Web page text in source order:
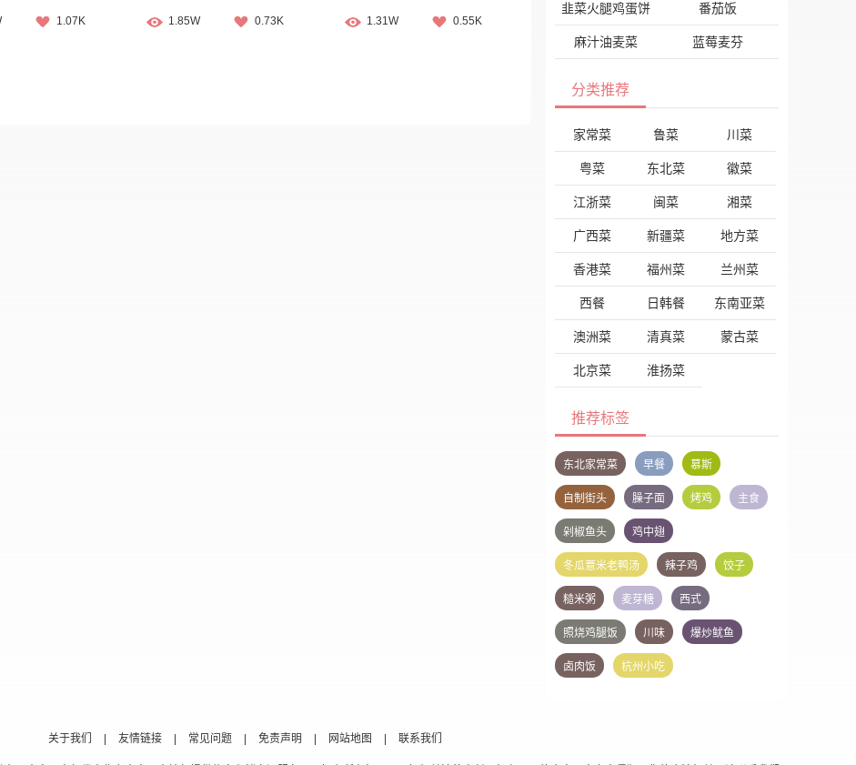
1.07K 1.85W 0.73K 1.31W 0.55K
韭菜火腿鸡蛋饼 番茄饭
麻汁油麦菜 蓝莓麦芬
分类推荐
家常菜 鲁菜 川菜
粤菜 东北菜 徽菜
江浙菜 闽菜 湘菜
广西菜 新疆菜 地方菜
香港菜 福州菜 兰州菜
西餐 日韩餐 东南亚菜
澳洲菜 清真菜 蒙古菜
北京菜 淮扬菜
推荐标签
东北家常菜 早餐 慕斯
自制街头 臊子面 烤鸡 主食
剁椒鱼头 鸡中翅
冬瓜薏米老鸭汤 辣子鸡 饺子
糙米粥 麦芽糖 西式
照烧鸡腿饭 川味 爆炒鱿鱼
卤肉饭 杭州小吃
关于我们 友情链接 常见问题 免责声明 网站地图 联系我们